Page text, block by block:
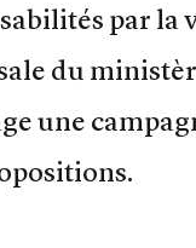
par la
du
une